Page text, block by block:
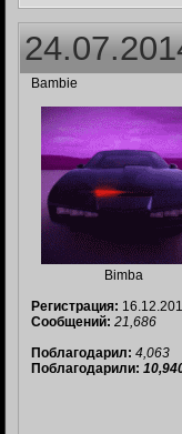
Bambie
Bimba
Регистрация:
Сообщений: 21,686
Поблагодарил: 4,063
Поблагодарили: